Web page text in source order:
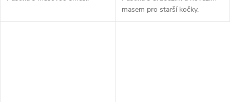
masem pro starší kočky.